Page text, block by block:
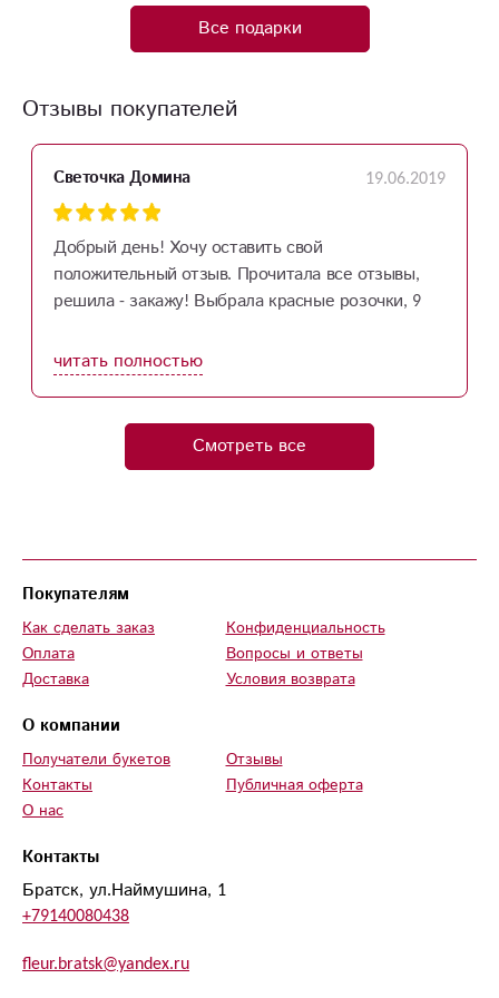
Все подарки
Отзывы покупателей
Светочка Домина 19.06.2019
Добрый день! Хочу оставить свой
положительный отзыв. Прочитала все отзывы,
решила - закажу! Выбрала красные розочки, 9
оплатила и ждала курьера. Волновалась, как
привезут, а привезут ли вообще... В интернете
я так обрадовалась и заволновалась, когда
позвонили в домофон! Все! Вот они красивые!
выбрала букет с названием "встреча". В
благодарность вам я теперь всем вас посоветую
и буду вашим постоянным клиентом!
читать полностью
Смотреть все
Контакты
Братск, ул.Наймушина, 1
+79140080438
fleur.bratsk@yandex.ru
Покупателям
Как сделать заказ
Оплата
Доставка
Конфиденциальность
Вопросы и ответы
Условия возврата
О компании
Получатели букетов
Контакты
О нас
Отзывы
Публичная оферта